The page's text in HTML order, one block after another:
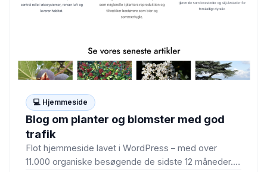
💻 Hjemmeside
Blog om planter og blomster med god
trafik
Flot hjemmeside lavet i WordPress – med over
11.000 organiske besøgende de sidste 12 måneder.